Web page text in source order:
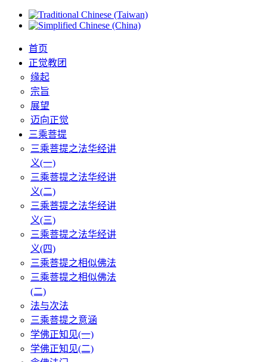
首页
正觉教团
缘起
宗旨
展望
迈向正觉
三乘菩提
三乘菩提之法华经讲
义(一)
三乘菩提之法华经讲
义(二)
三乘菩提之法华经讲
义(三)
三乘菩提之法华经讲
义(四)
三乘菩提之相似佛法
三乘菩提之相似佛法
(二)
法与次法
三乘菩提之意涵
学佛正知见(一)
学佛正知见(二)